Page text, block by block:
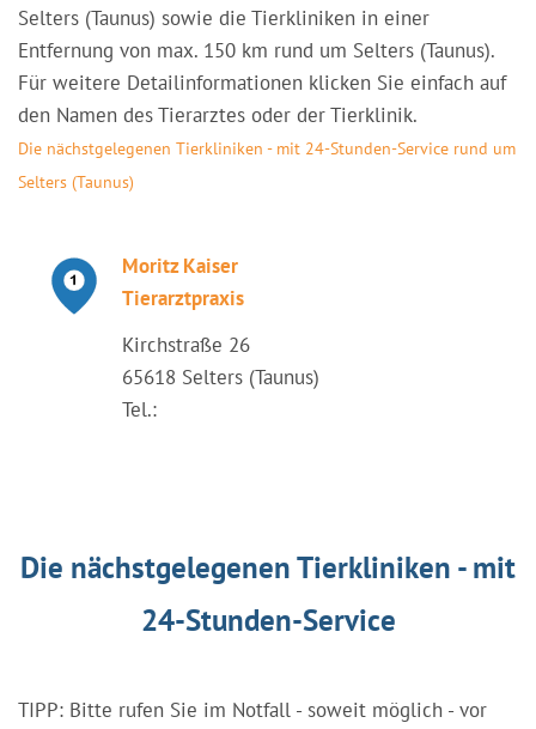
Selters (Taunus) sowie die Tierkliniken in einer
Entfernung von max. 150 km rund um Selters (Taunus).
Für weitere Detailinformationen klicken Sie einfach auf
den Namen des Tierarztes oder der Tierklinik.
Die nächstgelegenen Tierkliniken - mit 24-Stunden-Service rund um
Selters (Taunus)
Moritz Kaiser
Tierarztpraxis
Kirchstraße 26
65618 Selters (Taunus)
Tel.:
Die nächstgelegenen Tierkliniken - mit
24-Stunden-Service
TIPP: Bitte rufen Sie im Notfall - soweit möglich - vor